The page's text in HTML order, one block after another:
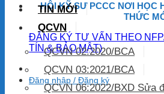
HỘI KỸ SƯ PCCC NƠI HỌC
THỨC
ĐĂNG KÝ TƯ VẤN THEO
TÍN & BẢO MẬT)
Đăng nhập / Đăng ký
TIN MỚI
QCVN
QCVN 02:2020/BCA
QCVN 03:2021/BCA
QCVN 06:2022/BXD Sửa